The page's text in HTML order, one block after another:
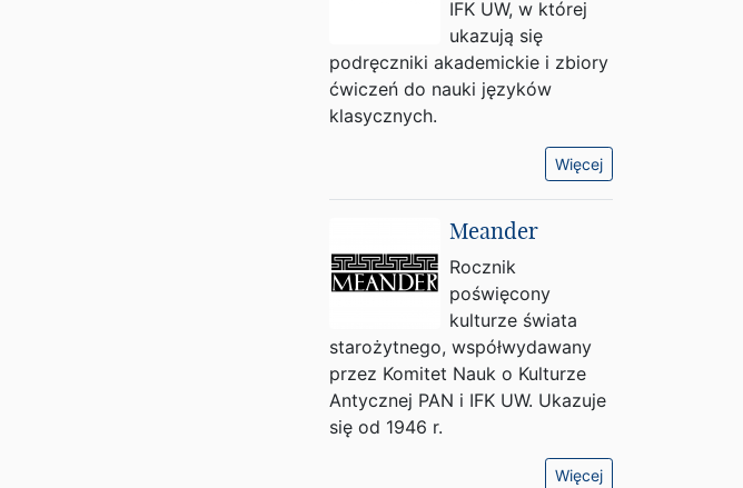
IFK UW, w której
ukazują się
podręczniki akademickie i zbiory
ćwiczeń do nauki języków
klasycznych.
Więcej
Meander
Rocznik
poświęcony
kulturze świata
starożytnego, współwydawany
przez Komitet Nauk o Kulturze
Antycznej PAN i IFK UW. Ukazuje
się od 1946 r.
Więcej